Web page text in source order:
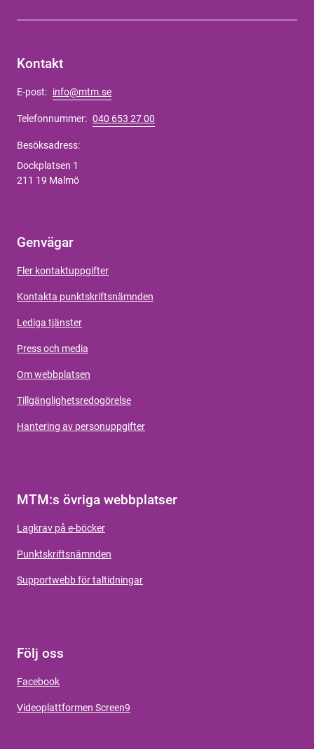
Kontakt
E-post: info@mtm.se
Telefonnummer: 040 653 27 00
Besöksadress:
Dockplatsen 1
211 19 Malmö
Genvägar
Fler kontaktuppgifter
Kontakta punktskriftsnämnden
Lediga tjänster
Press och media
Om webbplatsen
Tillgänglighetsredogörelse
Hantering av personuppgifter
MTM:s övriga webbplatser
Lagkrav på e-böcker
Punktskriftsnämnden
Supportwebb för taltidningar
Följ oss
Facebook
Videoplattformen Screen9